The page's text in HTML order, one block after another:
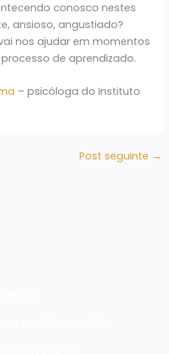
conosco nestes
ansioso, angustiado?
nos ajudar em momentos
de aprendizado.
– psicóloga do Instituto
Post seguinte →